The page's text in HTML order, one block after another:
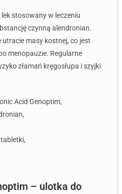
stosowany w leczeniu
czynną alendronian.
utracie masy kostnej, co jest
menopauzie. Regularne
złamań kręgosłupa i szyjki
Acid Genoptim,
tabletki,
– ulotka do